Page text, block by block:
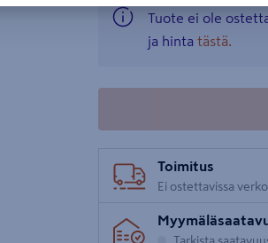
Tuote ei ole
ja hinta tästä.
Toimitus
Ei ostettavissa
Tarkista